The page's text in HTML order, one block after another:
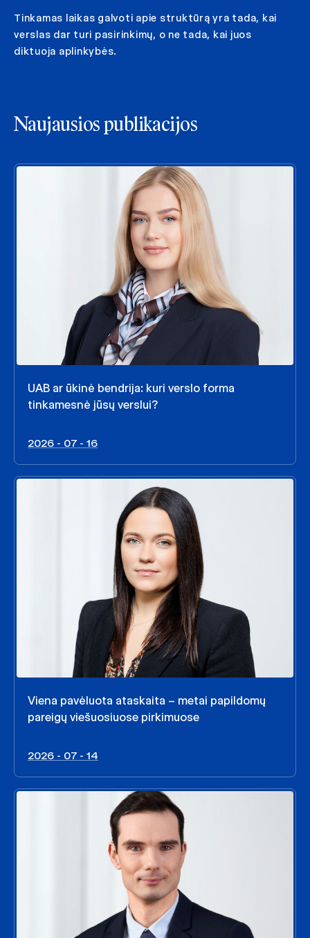
Tinkamas laikas galvoti apie struktūrą yra tada, kai
verslas dar turi pasirinkimų, o ne tada, kai juos
diktuoja aplinkybės.
Naujausios publikacijos
UAB ar ūkinė bendrija: kuri verslo forma
tinkamesnė jūsų verslui?
2026 - 07 - 16
Viena pavėluota ataskaita – metai papildomų
pareigų viešuosiuose pirkimuose
2026 - 07 - 14